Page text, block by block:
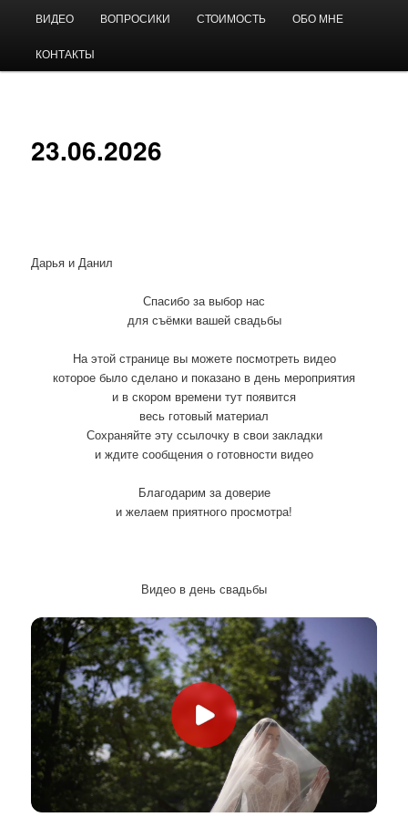
основному
содержимому
Андрей Виноградов
ВИДЕО ВОПРОСИКИ СТОИМОСТЬ ОБО МНЕ
КОНТАКТЫ
23.06.2026
Дарья и Данил
Спасибо за выбор нас
для съёмки вашей свадьбы
На этой странице вы можете посмотреть видео
которое было сделано и показано в день мероприятия
и в скором времени тут появится
весь готовый материал
Сохраняйте эту ссылочку в свои закладки
и ждите сообщения о готовности видео
Благодарим за доверие
и желаем приятного просмотра!
Видео в день свадьбы